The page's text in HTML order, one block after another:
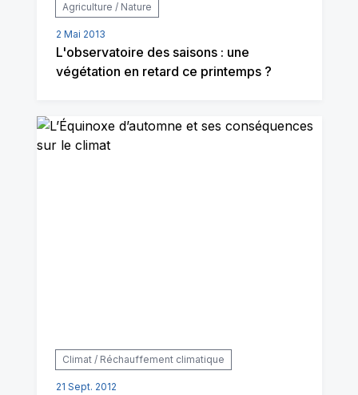
Agriculture / Nature
2 Mai 2013
L'observatoire des saisons : une
végétation en retard ce printemps ?
Climat / Réchauffement climatique
21 Sept. 2012